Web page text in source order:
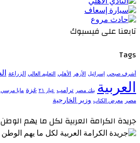
تابعنا على فيسبوك
Tags
أشرف صبحي إسرائيل الأزهر الأهلي التعليم العالي الزراعة
العربية
بنك مصر ترامب عيار ٢١ غزة مايا مرسي
مصر معرض الكتاب وزير الخارجية
جريدة الكرامة العربية لكل ما يهم